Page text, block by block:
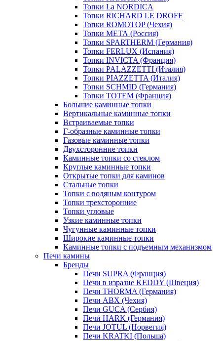
Топки La NORDICA
Топки RICHARD LE DROFF
Топки ROMOTOP (Чехия)
Топки МЕТА (Россия)
Топки SPARTHERM (Германия)
Топки FERLUX (Испания)
Топки INVICTA (Франция)
Топки PALAZZETTI (Италия)
Топки PIAZZETTA (Италия)
Топки SCHMID (Германия)
Топки TOTEM (Франция)
Большие каминные топки
Вертикальные каминные топки
Встраиваемые топки
Г-образные каминные топки
Газовые каминные топки
Двухсторонние топки
Каминные топки со стеклом
Круглые каминные топки
Открытые топки для каминов
Стальные топки
Топки с водяным контуром
Топки трехсторонние
Топки угловые
Узкие каминные топки
Чугунные каминные топки
Широкие каминные топки
Каминные топки с подъемным механизмом
Печи камины
Бренды
Печи SUPRA (Франция)
Печи в изразце KEDDY (Швеция)
Печи THORMA (Германия)
Печи ABX (Чехия)
Печи GUCA (Сербия)
Печи HARK (Германия)
Печи JOTUL (Норвегия)
Печи KRATKI (Польша)